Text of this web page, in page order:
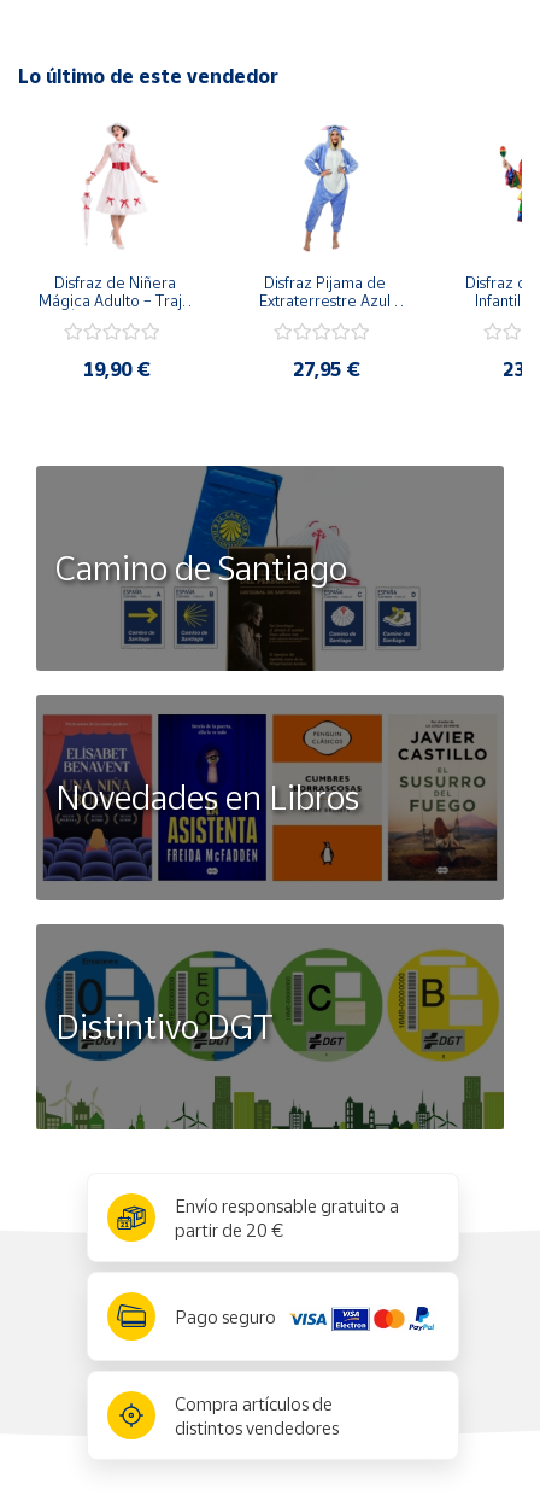
Lo último de este vendedor
Disfraz de Niñera
Mágica Adulto – Traje
de Mary Poppins con
(3 Piezas)
19,90 €
Disfraz Pijama de
Extraterrestre Azul
Kigurumi de
27,95 €
Disfraz de
Infantil –
Camino de Santiago
Novedades en Libros
Distintivo DGT
Envío responsable gratuito a
partir de 20 €
Pago seguro
Compra artículos de
distintos vendedores